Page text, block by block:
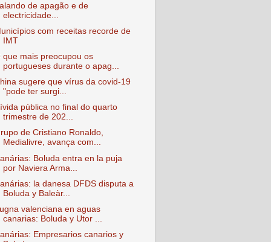
de apagão e de
electricidade...
com receitas recorde de
IMT
que mais preocupou os
portugueses durante o apag...
sugere que vírus da covid-19
"pode ter surgi...
pública no final do quarto
trimestre de 202...
de Cristiano Ronaldo,
Medialivre, avança com...
Boluda entra en la puja
por Naviera Arma...
la danesa DFDS disputa a
Boluda y Baleàr...
valenciana en aguas
canarias: Boluda y Utor ...
Empresarios canarios y